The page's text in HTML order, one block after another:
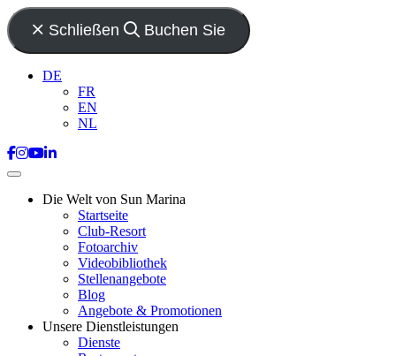
Schließen Buchen Sie
DE
FR
EN
NL
Die Welt von Sun Marina
Startseite
Club-Resort
Fotoarchiv
Videobibliothek
Stellenangebote
Blog
Angebote & Promotionen
Unsere Dienstleistungen
Dienste